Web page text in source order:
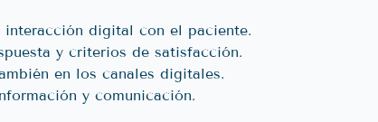
interacción digital con el paciente.
y criterios de satisfacción.
en los canales digitales.
y comunicación.